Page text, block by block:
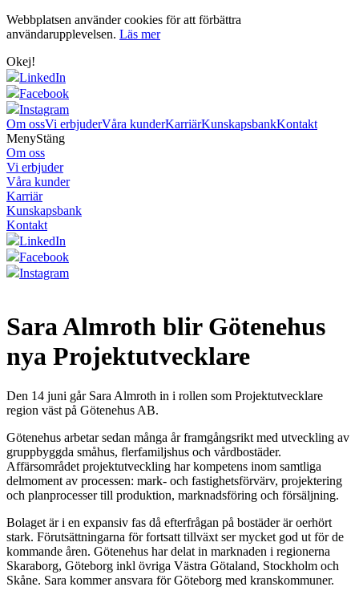
Webbplatsen använder cookies för att förbättra
användarupplevelsen. Läs mer
Okej!
LinkedIn
Facebook
Instagram
Om ossVi erbjuderVåra kunderKarriärKunskapsbankKontakt
MenyStäng
Om oss
Vi erbjuder
Våra kunder
Karriär
Kunskapsbank
Kontakt
LinkedIn
Facebook
Instagram
Sara Almroth blir Götenehus
nya Projektutvecklare
Den 14 juni går Sara Almroth in i rollen som Projektutvecklare
region väst på Götenehus AB.
Götenehus arbetar sedan många år framgångsrikt med utveckling av
gruppbyggda småhus, flerfamiljshus och vårdbostäder.
Affärsområdet projektutveckling har kompetens inom samtliga
delmoment av processen: mark- och fastighetsförvärv, projektering
och planprocesser till produktion, marknadsföring och försäljning.
Bolaget är i en expansiv fas då efterfrågan på bostäder är oerhört
stark. Förutsättningarna för fortsatt tillväxt ser mycket god ut för de
kommande åren. Götenehus har delat in marknaden i regionerna
Skaraborg, Göteborg inkl övriga Västra Götaland, Stockholm och
Skåne. Sara kommer ansvara för Göteborg med kranskommuner.